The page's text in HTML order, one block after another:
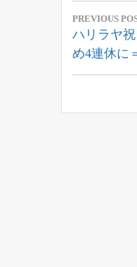
稿
ナ
ビ
PREVIOUS
Previous
Post:
ハリラヤ
め4連休に